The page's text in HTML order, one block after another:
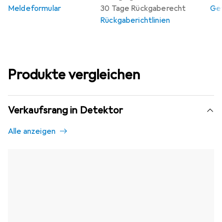
30 Tage Rückgaberecht
Rückgaberichtlinien
Meldeformular
Produkte vergleichen
Verkaufsrang in Detektor
Alle anzeigen